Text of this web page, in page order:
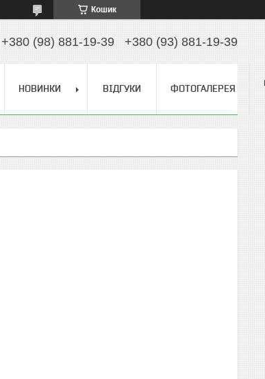
Кошик
+380 (98) 881-19-39 +380 (93) 881-19-39
НОВИНКИ ВІДГУКИ ФОТОГАЛЕРЕЯ